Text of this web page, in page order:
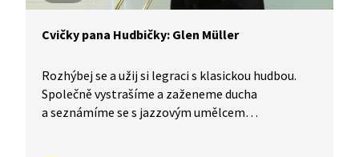
Cvičky pana Hudbičky: Glen Müller
Rozhýbej se a užij si legraci s klasickou hudbou.
Společně vystrašíme a zaženeme ducha
a seznámíme se s jazzovým umělcem